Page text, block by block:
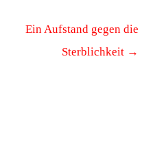
Ein Aufstand gegen die
Sterblichkeit →